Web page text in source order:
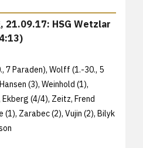
21.09.17: HSG Wetzlar
7 Paraden), Wolff (1.-30., 5
(3), Weinhold (1),
(4/4), Zeitz, Frend
(1), Zarabec (2), Vujin (2), Bilyk